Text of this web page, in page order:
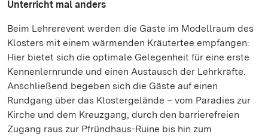
Unterricht mal anders
Beim Lehrerevent werden die Gäste im Modellraum des
Klosters mit einem wärmenden Kräutertee empfangen:
Hier bietet sich die optimale Gelegenheit für eine erste
Kennenlernrunde und einen Austausch der Lehrkräfte.
Anschließend begeben sich die Gäste auf einen
Rundgang über das Klostergelände – vom Paradies zur
Kirche und dem Kreuzgang, durch den barrierefreien
Zugang raus zur Pfründhaus-Ruine bis hin zum